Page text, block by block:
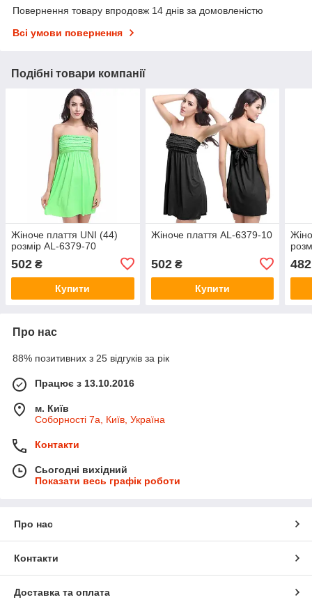
Повернення товару впродовж 14 днів за домовленістю
Всі умови повернення
Подібні товари компанії
Жіноче плаття UNI (44)
розмір AL-6379-70
502 ₴
Купити
Жіноче плаття AL-6379-10
502₴
Купити
482
Про нас
88% позитивних з 25 відгуків за рік
Працює з 13.10.2016
м. Київ
Соборності 7а, Київ, Україна
Контакти
Сьогодні вихідний
Показати весь графік роботи
Про нас
Контакти
Доставка та оплата